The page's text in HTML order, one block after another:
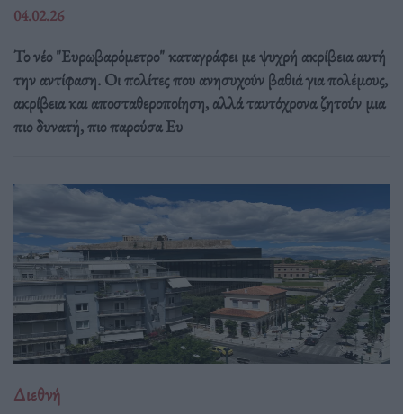
04.02.26
Το νέο "Ευρωβαρόμετρο" καταγράφει με ψυχρή ακρίβεια αυτή
την αντίφαση. Oι πολίτες που ανησυχούν βαθιά για πολέμους,
ακρίβεια και αποσταθεροποίηση, αλλά ταυτόχρονα ζητούν μια
πιο δυνατή, πιο παρούσα Ευ
Διεθνή